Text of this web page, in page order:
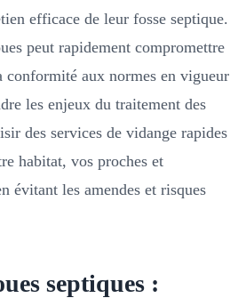
efficace de leur fosse septique.
peut rapidement compromettre
conformité aux normes en vigueur
les enjeux du traitement des
des services de vidange rapides
habitat, vos proches et
évitant les amendes et risques
septiques :